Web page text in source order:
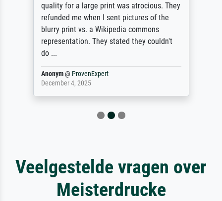
quality for a large print was atrocious. They
refunded me when I sent pictures of the
blurry print vs. a Wikipedia commons
representation. They stated they couldn't
do ...
Anonym@ ProvenExpert
December 4, 2025
Veelgestelde vragen over
Meisterdrucke